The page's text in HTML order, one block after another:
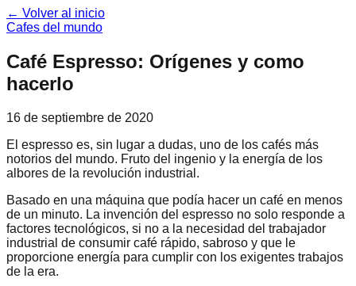
← Volver al inicio
Cafes del mundo
Café Espresso: Orígenes y como
hacerlo
16 de septiembre de 2020
El espresso es, sin lugar a dudas, uno de los cafés más
notorios del mundo. Fruto del ingenio y la energía de los
albores de la revolución industrial.
Basado en una máquina que podía hacer un café en menos
de un minuto. La invención del espresso no solo responde a
factores tecnológicos, si no a la necesidad del trabajador
industrial de consumir café rápido, sabroso y que le
proporcione energía para cumplir con los exigentes trabajos
de la era.